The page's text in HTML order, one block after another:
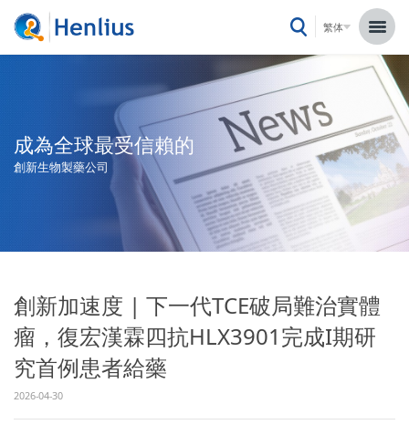
繁体
成為全球最受信賴的
創新生物製藥公司
創新加速度 | 下一代TCE破局難治實體
瘤，復宏漢霖四抗HLX3901完成I期研
究首例患者給藥
2026-04-30